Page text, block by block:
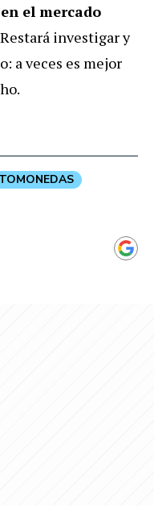
el mercado
investigar y
a veces es mejor